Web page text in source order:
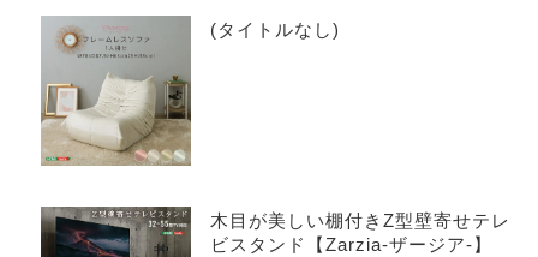
(タイトルなし)
木目が美しい棚付きZ型壁寄せテレ
ビスタンド【Zarzia-ザージア-】